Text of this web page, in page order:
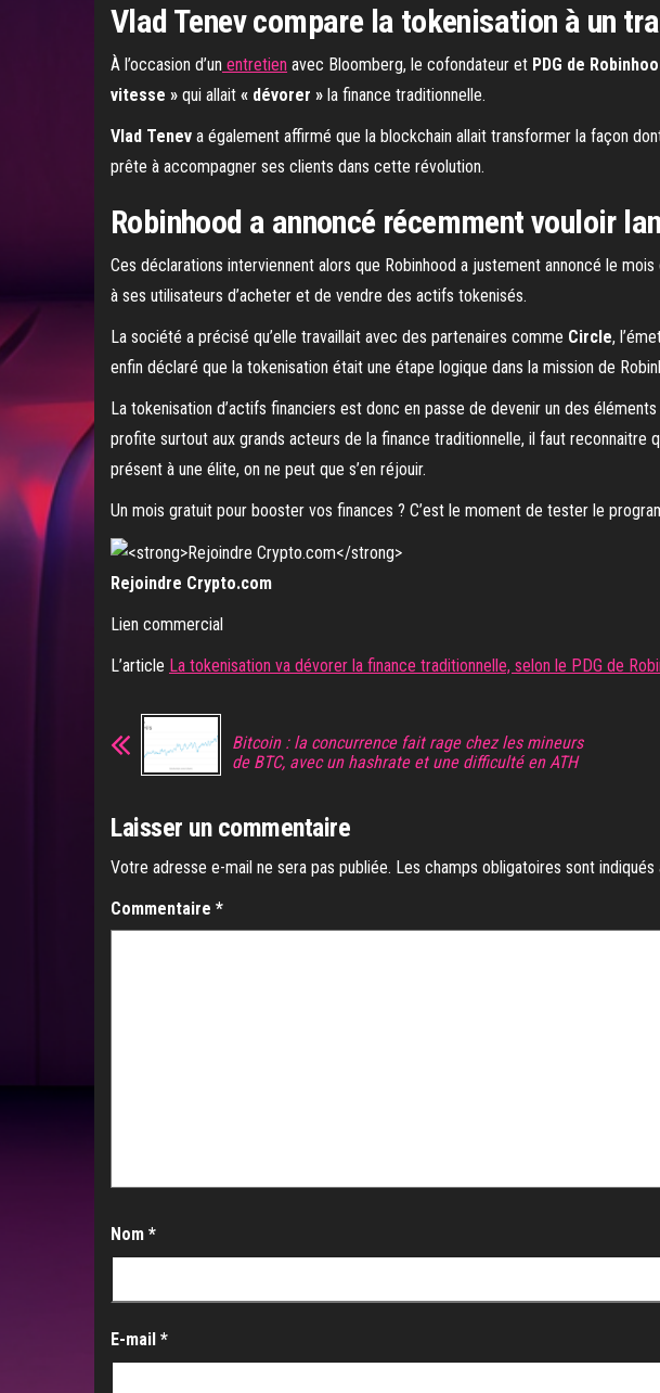
Vlad Tenev compare la tokenisation à un
À l’occasion d’un entretien avec Bloomberg, le cofondateur et PDG de
vitesse » qui allait « dévorer » la finance traditionnelle.
Vlad Tenev a également affirmé que la blockchain allait transformer la façon
prête à accompagner ses clients dans cette révolution.
Robinhood a annoncé récemment vouloir
Ces déclarations interviennent alors que Robinhood a justement annoncé le
à ses utilisateurs d’acheter et de vendre des actifs tokenisés.
La société a précisé qu’elle travaillait avec des partenaires comme Circle,
enfin déclaré que la tokenisation était une étape logique dans la mission de
La tokenisation d’actifs financiers est donc en passe de devenir un des
profite surtout aux grands acteurs de la finance traditionnelle, il faut reconnaitre
présent à une élite, on ne peut que s’en réjouir.
Un mois gratuit pour booster vos finances ? C’est le moment de tester le
Rejoindre Crypto.com
Lien commercial
L’article La tokenisation va dévorer la finance traditionnelle, selon le PDG de
Bitcoin : la concurrence fait rage chez les mineurs
de BTC, avec un hashrate et une difficulté en ATH
Laisser un commentaire
Votre adresse e-mail ne sera pas publiée. Les champs obligatoires sont indiqués
Commentaire *
Nom *
E-mail *